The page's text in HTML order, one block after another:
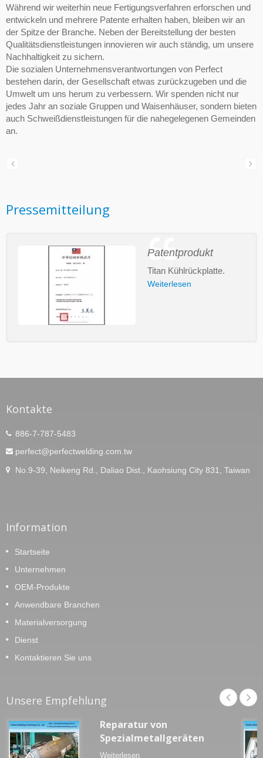
Während wir weiterhin neue Fertigungsverfahren erforschen und
entwickeln und mehrere Patente erhalten haben, bleiben wir an
der Spitze der Branche. Neben der Bereitstellung der besten
Qualitätsdienstleistungen innovieren wir auch ständig, um unsere
Nachhaltigkeit zu sichern.
Die sozialen Unternehmensverantwortungen von Perfect
bestehen darin, der Gesellschaft etwas zurückzugeben und die
Umwelt um uns herum zu verbessern. Wir spenden nicht nur
jedes Jahr an soziale Gruppen und Waisenhäuser, sondern bieten
auch Schweißdienstleistungen für die nahegelegenen Gemeinden
an.
Pressemitteilung
Patentprodukt
Titan Kühlrückplatte.
Weiterlesen
Kontakte
886-7-787-5483
perfect@perfectwelding.com.tw
No.9-39, Neikeng Rd., Daliao Dist., Kaohsiung City 831, Taiwan
Information
Startseite
Unternehmen
OEM-Produkte
Anwendbare Branchen
Materialversorgung
Dienst
Kontaktieren Sie uns
Unsere Empfehlung
Reparatur von
Spezialmetallgeräten
Weiterlesen